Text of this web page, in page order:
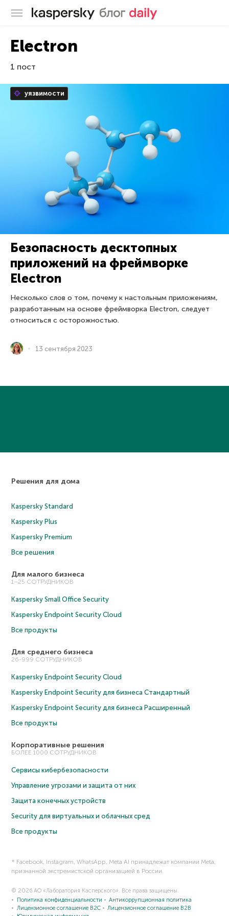
Блог Касперского
Electron
1 пост
уязвимости
Безопасность десктопных
приложений на фреймворке
Electron
Несколько слов о том, почему к настольным приложениям,
разработанным на основе фреймворка Electron, следует
относиться с осторожностью.
13 сентября 2023
Решения для дома
Kaspersky Standard
Kaspersky Plus
Kaspersky Premium
Все решения
Для малого бизнеса
1–25 СОТРУДНИКОВ
Kaspersky Small Office Security
Kaspersky Endpoint Security Cloud
Все продукты
Для среднего бизнеса
26-999 СОТРУДНИКОВ
Kaspersky Endpoint Security Cloud
Kaspersky Endpoint Security для бизнеса Cтандартный
Kaspersky Endpoint Security для бизнеса Расширенный
Все продукты
Корпоративные решения
БОЛЕЕ 1000 СОТРУДНИКОВ
Сервисы кибербезопасности
Управление угрозами и защита от них
Защита конечных устройств
Security для виртуальных и облачных сред
Все продукты
* Facebook, Instagram, WhatsApp, Meta AI принадлежат компании Meta,
признанной экстремистской организацией в России.
© 2026 АО «Лаборатория Касперского». Все права защищены.
Политика конфиденциальности
Антикоррупционная политика
Лицензионное соглашение B2C
Лицензионное соглашение B2B